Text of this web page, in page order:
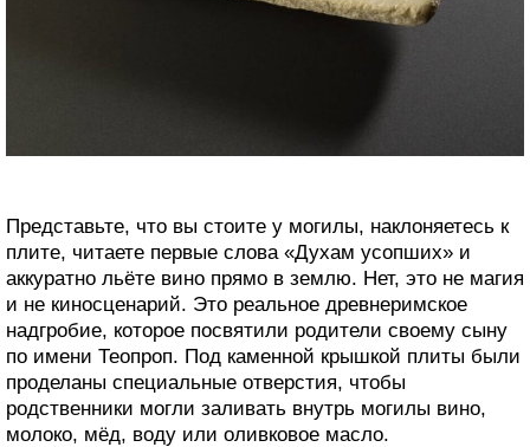
Представьте, что вы стоите у могилы, наклоняетесь к
плите, читаете первые слова «Духам усопших» и
аккуратно льёте вино прямо в землю. Нет, это не магия
и не киносценарий. Это реальное древнеримское
надгробие, которое посвятили родители своему сыну
по имени Теопроп. Под каменной крышкой плиты были
проделаны специальные отверстия, чтобы
родственники могли заливать внутрь могилы вино,
молоко, мёд, воду или оливковое масло.